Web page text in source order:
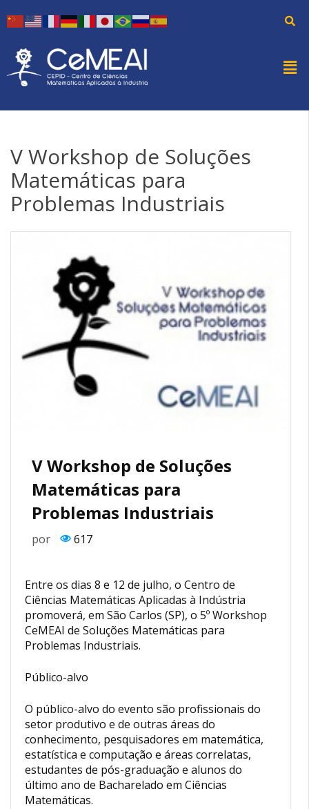
V Workshop de Soluções
Matemáticas para
Problemas Industriais
V Workshop de Soluções
Matemáticas para
Problemas Industriais
por 617
Entre os dias 8 e 12 de julho, o Centro de
Ciências Matemáticas Aplicadas à Indústria
promoverá, em São Carlos (SP), o 5º Workshop
CeMEAI de Soluções Matemáticas para
Problemas Industriais.
Público-alvo
O público-alvo do evento são profissionais do
setor produtivo e de outras áreas do
conhecimento, pesquisadores em matemática,
estatística e computação e áreas correlatas,
estudantes de pós-graduação e alunos do
último ano de Bacharelado em Ciências
Matemáticas.